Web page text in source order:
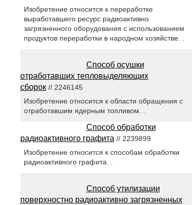
Изобретение относится к переработке
выработавшего ресурс радиоактивно
загрязненного оборудования с использованием
продуктов переработки в народном хозяйстве. .
Способ осушки
отработавших тепловыделяющих
сборок// 2246145
Изобретение относится к области обращения с
отработавшим ядерным топливом. .
Способ обработки
радиоактивного графита// 2239899
Изобретение относится к способам обработки
радиоактивного графита. .
Способ утилизации
поверхностно радиоактивно загрязненных